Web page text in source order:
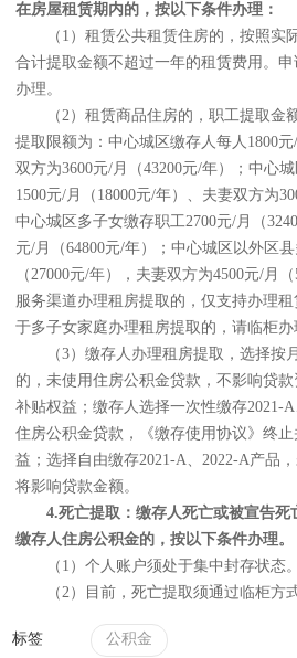
在房屋租赁期内的，按以下条件办理：
（1）租赁公共租赁住房的，按照实
合计提取金额不超过一年的租赁费用。
办理。
（2）租赁商品住房的，职工提取金额
提取限额为：中心城区缴存人每人1800
双方为3600元/月（43200元/年）；中心
1500元/月（18000元/年）、夫妻双方为
中心城区多子女缴存职工2700元/月（
元/月（64800元/年）；中心城区以外区
（27000元/年），夫妻双方为4500元/月
服务渠道办理租房提取的，仅支持办理
于多子女家庭办理租房提取的，请临柜办
（3）缴存人办理租房提取，选择按月
的，未使用住房公积金贷款，不影响贷
补贴权益；缴存人选择一次性缴存2021-
住房公积金贷款，《缴存使用协议》终
益；选择自由缴存2021-A、2022-A产品
将影响贷款金额。
4.死亡提取：缴存人死亡或被宣告死
缴存人住房公积金的，按以下条件办理。
（1）个人账户须处于集中封存状态。
（2）目前，死亡提取须通过临柜方式
标签 公积金